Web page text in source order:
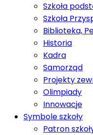
Szkoła
Szkoła
Biblioteka,
Historia
Kadra
Samorząd
Projekty
Olimpiady
Innowacje
Symbole szkoły
Patron